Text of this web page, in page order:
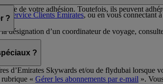
leService Clients Emirates, ou en vous connectant
désignation d’un coordinateur de voyage,
de votre adhésion. Toutefois, ils peuvent
?
?
d’Emirates Skywards et/ou de flydubai
rubrique « Gérer les abonnements par e-mail ».